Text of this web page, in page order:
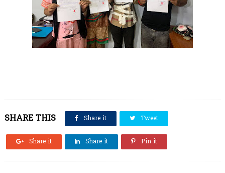
SHARE THIS Share it Tweet
Share it Share it Pin it